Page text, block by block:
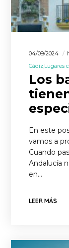
04/09/2024
Cádiz Lugares
Los
En este
vamos a
Cuando
Andalucía
en…
LEER MÁS